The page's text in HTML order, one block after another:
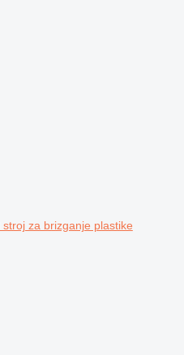
za brizganje plastike